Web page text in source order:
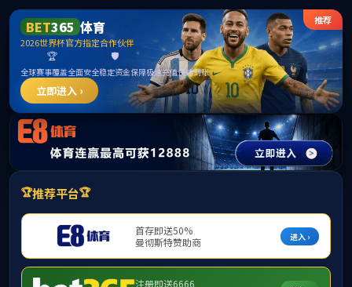
3044永利集团(中国)有限公
司
当前位置：首页 公司产品 培养方案
数学硕士
责编：审核：mathsadmin发布时间：2025-04-07浏览次数：
数学硕士学位一级学位点